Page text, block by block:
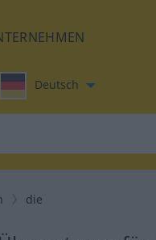
Deutsch
die